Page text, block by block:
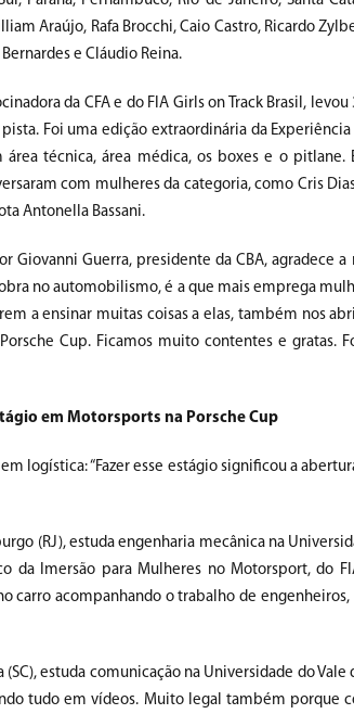
Araújo, Rafa Brocchi, Caio Castro, Ricardo
e Cláudio Reina.
da CFA e do FIA Girls on Track Brasil,
Foi uma edição extraordinária da
área técnica, área médica, os boxes e o
com mulheres da categoria, como Cris
Antonella Bassani.
Giovanni Guerra, presidente da CBA, agradece
no automobilismo, é a que mais emprega
a ensinar muitas coisas a elas, também nos
Cup. Ficamos muito contentes e gratas.
em Motorsports na Porsche Cup
logística: “Fazer esse estágio significou a
(RJ), estuda engenharia mecânica na
da Imersão para Mulheres no Motorsport, do
carro acompanhando o trabalho de
(SC), estuda comunicação na Universidade do
tudo em vídeos. Muito legal também porque